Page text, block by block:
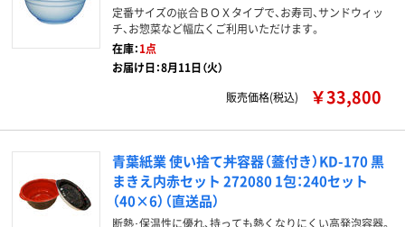
定番サイズの嵌合ＢＯＸタイプで、お寿司、サンドウィッ
チ、お惣菜など幅広くご利用いただけます。
在庫：1点
お届け日：8月11日（火）
販売価格(税込)
￥33,800
青葉紙業 使い捨て丼容器（蓋付き）KD-170 黒
まきえ内赤セット 272080 1包：240セット
（40×6）（直送品）
断熱･保温性に優れ、持っても熱くなりにくい高発泡容器。